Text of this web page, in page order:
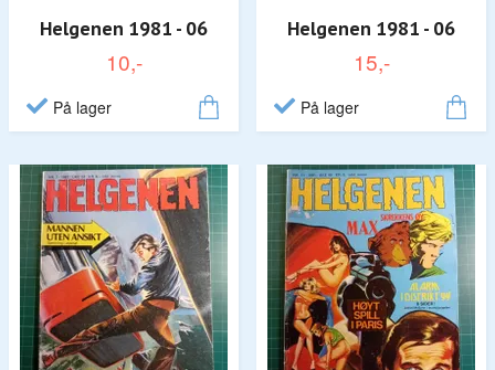
Helgenen 1981 - 06
10,-
På lager
Helgenen 1981 - 06
15,-
På lager